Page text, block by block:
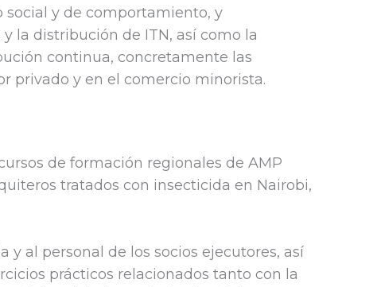
social y de comportamiento, y
la distribución de ITN, así como la
continua, concretamente las
privado y en el comercio minorista.
de formación regionales de AMP
tratados con insecticida en Nairobi,
al personal de los socios ejecutores, así
prácticos relacionados tanto con la